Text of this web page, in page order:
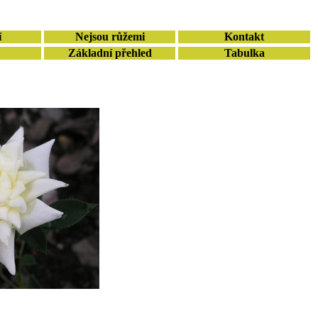
Nejsou růžemi
Kontakt
Základní přehled
Tabulka